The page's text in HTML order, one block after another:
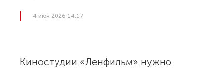
4 июн 2026 14:17
Киностудии «Ленфильм» нужно